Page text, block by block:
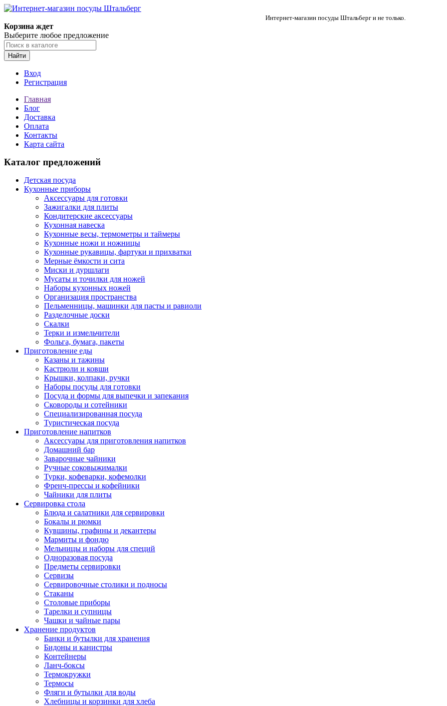
Интернет-магазин посуды Штальберг и не только.
Корзина ждет
Выберите любое предложение
Найти
Вход
Регистрация
Главная
Блог
Доставка
Оплата
Контакты
Карта сайта
Каталог предложений
Детская посуда
Кухонные приборы
Аксессуары для готовки
Зажигалки для плиты
Кондитерские аксессуары
Кухонная навеска
Кухонные весы, термометры и таймеры
Кухонные ножи и ножницы
Кухонные рукавицы, фартуки и прихватки
Мерные ёмкости и сита
Миски и дуршлаги
Мусаты и точилки для ножей
Наборы кухонных ножей
Организация пространства
Пельменницы, машинки для пасты и равиоли
Разделочные доски
Скалки
Терки и измельчители
Фольга, бумага, пакеты
Приготовление еды
Казаны и тажины
Кастрюли и ковши
Крышки, колпаки, ручки
Наборы посуды для готовки
Посуда и формы для выпечки и запекания
Сковороды и сотейники
Специализированная посуда
Туристическая посуда
Приготовление напитков
Аксессуары для приготовления напитков
Домашний бар
Заварочные чайники
Ручные соковыжималки
Турки, кофеварки, кофемолки
Френч-прессы и кофейники
Чайники для плиты
Сервировка стола
Блюда и салатники для сервировки
Бокалы и рюмки
Кувшины, графины и декантеры
Мармиты и фондю
Мельницы и наборы для специй
Одноразовая посуда
Предметы сервировки
Сервизы
Сервировочные столики и подносы
Стаканы
Столовые приборы
Тарелки и супницы
Чашки и чайные пары
Хранение продуктов
Банки и бутылки для хранения
Бидоны и канистры
Контейнеры
Ланч-боксы
Термокружки
Термосы
Фляги и бутылки для воды
Хлебницы и корзинки для хлеба